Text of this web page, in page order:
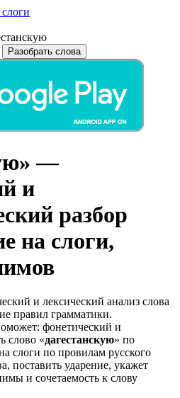
Разобрать слова
—
и
разбор
на слоги,
и лексический анализ слова
правил грамматики.
фонетический и
слово «дагестанскую» по
слоги по провилам русского
поставить ударение, укажет
и сочетаемость к слову